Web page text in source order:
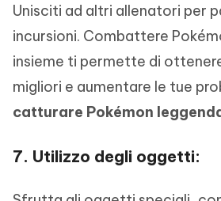
Unisciti ad altri allenatori per
incursioni. Combattere
insieme ti permette di
migliori e aumentare le tue
catturare Pokémon
7. Utilizzo degli oggetti: